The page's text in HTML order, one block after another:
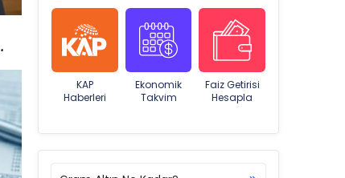
KAP
Haberleri
Ekonomik
Takvim
Faiz Getirisi
Hesapla